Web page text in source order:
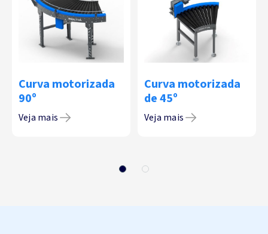
Curva motorizada
90º
Veja mais
Curva motorizada
de 45º
Veja mais